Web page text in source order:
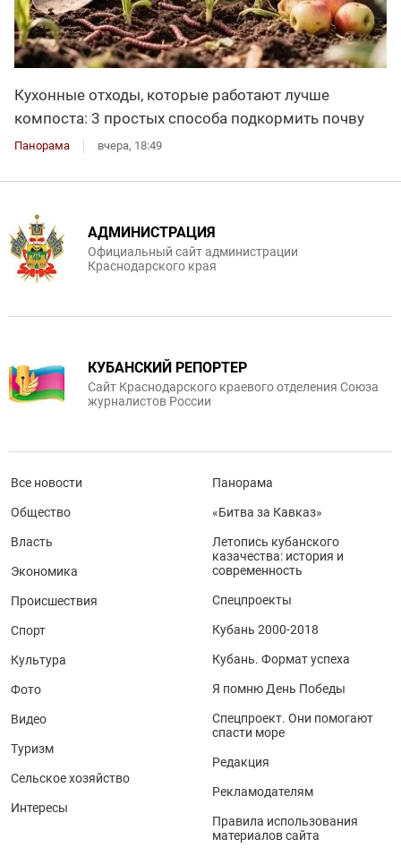
Кухонные отходы, которые работают лучше
компоста: 3 простых способа подкормить почву
Панорама вчера, 18:49
АДМИНИСТРАЦИЯ
Официальный сайт администрации
Краснодарского края
КУБАНСКИЙ РЕПОРТЕР
Сайт Краснодарского краевого отделения Союза
журналистов России
Все новости
Общество
Власть
Экономика
Происшествия
Спорт
Культура
Фото
Видео
Туризм
Сельское хозяйство
Интересы
Панорама
«Битва за Кавказ»
Летопись кубанского
казачества: история и
современность
Спецпроекты
Кубань 2000-2018
Кубань. Формат успеха
Я помню День Победы
Спецпроект. Они помогают
спасти море
Редакция
Рекламодателям
Правила использования
материалов сайта